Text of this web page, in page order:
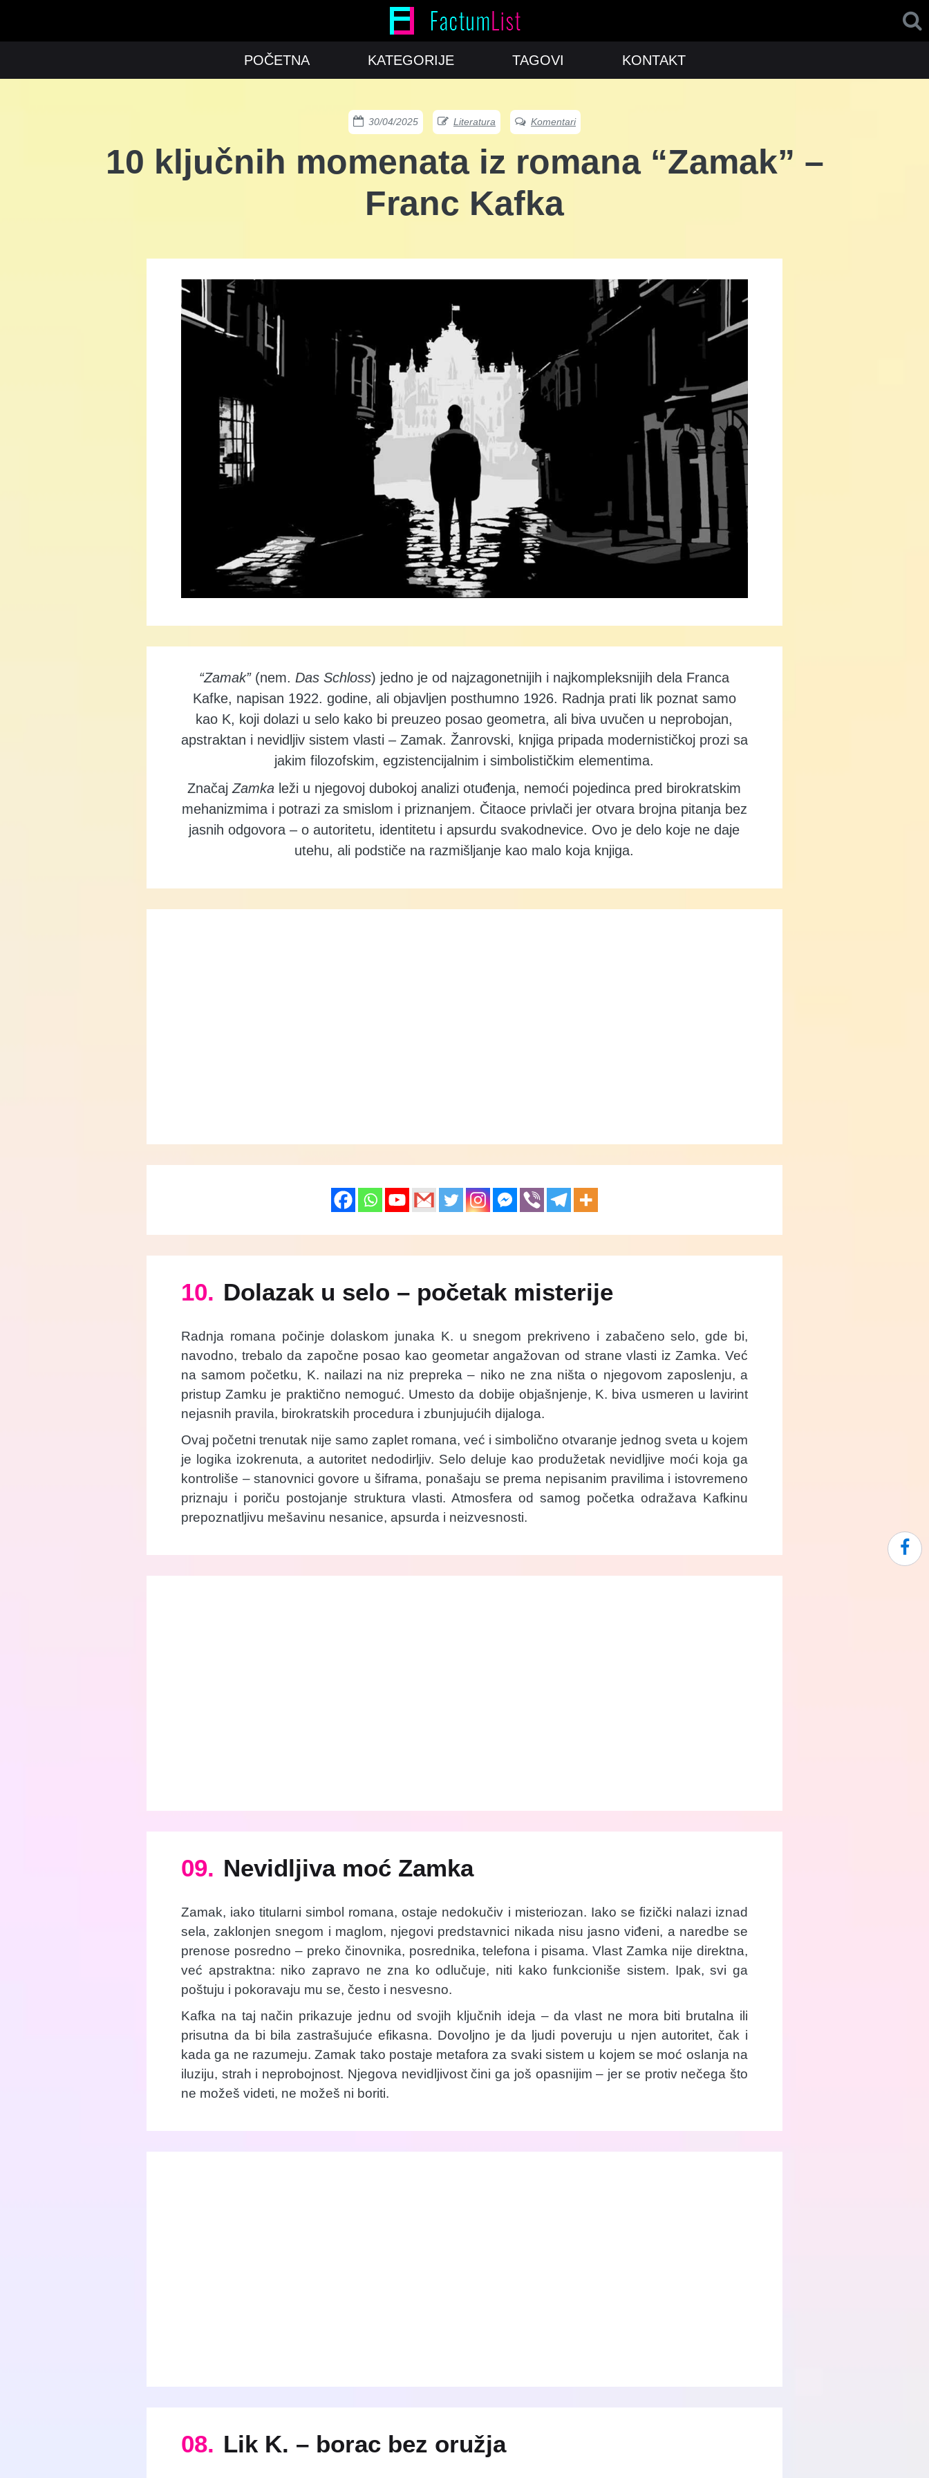
POČETNA KATEGORIJE TAGOVI KONTAKT
30/04/2025 Literatura Komentari
10 ključnih momenata iz romana “Zamak” –
Franc Kafka
“Zamak”(nem. Das Schloss) jedno je od najzagonetnijih i najkompleksnijih dela Franca
Kafke, napisan 1922. godine, ali objavljen posthumno 1926. Radnja prati lik poznat samo
kao K, koji dolazi u selo kako bi preuzeo posao geometra, ali biva uvučen u neprobojan,
apstraktan i nevidljiv sistem vlasti – Zamak. Žanrovski, knjiga pripada modernističkoj prozi sa
jakim filozofskim, egzistencijalnim i simbolističkim elementima.
ZnačajZamka leži u njegovoj dubokoj analizi otuđenja, nemoći pojedinca pred birokratskim
mehanizmima i potrazi za smislom i priznanjem. Čitaoce privlači jer otvara brojna pitanja bez
jasnih odgovora – o autoritetu, identitetu i apsurdu svakodnevice. Ovo je delo koje ne daje
utehu, ali podstiče na razmišljanje kao malo koja knjiga.
10. Dolazak u selo – početak misterije
Radnja romana počinje dolaskom junaka K. u snegom prekriveno i zabačeno selo, gde bi,
navodno, trebalo da započne posao kao geometar angažovan od strane vlasti iz Zamka. Već
na samom početku, K. nailazi na niz prepreka – niko ne zna ništa o njegovom zaposlenju, a
pristup Zamku je praktično nemoguć. Umesto da dobije objašnjenje, K. biva usmeren u lavirint
nejasnih pravila, birokratskih procedura i zbunjujućih dijaloga.
Ovaj početni trenutak nije samo zaplet romana, već i simbolično otvaranje jednog sveta u kojem
je logika izokrenuta, a autoritet nedodirljiv. Selo deluje kao produžetak nevidljive moći koja ga
kontroliše – stanovnici govore u šiframa, ponašaju se prema nepisanim pravilima i istovremeno
priznaju i poriču postojanje struktura vlasti. Atmosfera od samog početka odražava Kafkinu
prepoznatljivu mešavinu nesanice, apsurda i neizvesnosti.
09. Nevidljiva moć Zamka
Zamak, iako titularni simbol romana, ostaje nedokučiv i misteriozan. Iako se fizički nalazi iznad
sela, zaklonjen snegom i maglom, njegovi predstavnici nikada nisu jasno viđeni, a naredbe se
prenose posredno – preko činovnika, posrednika, telefona i pisama. Vlast Zamka nije direktna,
već apstraktna: niko zapravo ne zna ko odlučuje, niti kako funkcioniše sistem. Ipak, svi ga
poštuju i pokoravaju mu se, često i nesvesno.
Kafka na taj način prikazuje jednu od svojih ključnih ideja – da vlast ne mora biti brutalna ili
prisutna da bi bila zastrašujuće efikasna. Dovoljno je da ljudi poveruju u njen autoritet, čak i
kada ga ne razumeju. Zamak tako postaje metafora za svaki sistem u kojem se moć oslanja na
iluziju, strah i neprobojnost. Njegova nevidljivost čini ga još opasnijim – jer se protiv nečega što
ne možeš videti, ne možeš ni boriti.
08. Lik K. – borac bez oružja